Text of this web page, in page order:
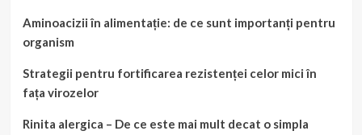
Aminoacizii în alimentație: de ce sunt importanți pentru
organism
Strategii pentru fortificarea rezistenței celor mici în
fața virozelor
Rinita alergica – De ce este mai mult decat o simpla